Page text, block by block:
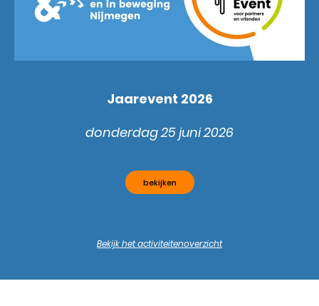
Jaarevent 2026
donderdag 25 juni 2026
bekijken
Bekijk het activiteitenoverzicht